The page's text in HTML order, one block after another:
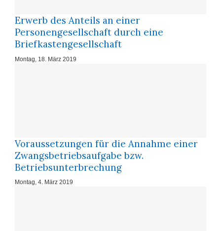
Erwerb des Anteils an einer
Personengesellschaft durch eine
Briefkastengesellschaft
Montag, 18. März 2019
Voraussetzungen für die Annahme einer
Zwangsbetriebsaufgabe bzw.
Betriebsunterbrechung
Montag, 4. März 2019